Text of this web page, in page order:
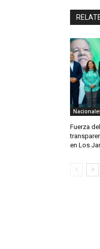
Fuerza
en Los